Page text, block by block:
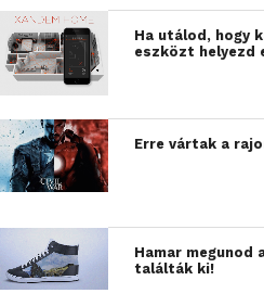
Ha utálod, hogy
eszközt helyezd
Erre vártak a
Hamar megunod
találták ki!